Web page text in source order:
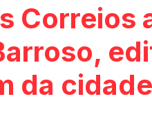
Correios
da cidade